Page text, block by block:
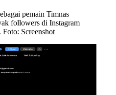
pemain Timnas
followers di Instagram
Screenshot